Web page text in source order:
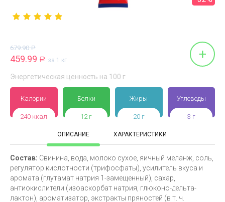
679.90 Р
459.99 Р за 1 кг +
Энергетическая ценность на 100 г
Калории
240 ккал
Белки
12 г
Жиры
20 г
Углеводы
3 г
ОПИСАНИЕ ХАРАКТЕРИСТИКИ
Состав: Свинина, вода, молоко сухое, яичный меланж, соль,
регулятор кислотности (трифосфаты), усилитель вкуса и
аромата (глутамат натрия 1-замещенный), сахар,
антиокислители (изоаскорбат натрия, глюконо-дельта-
лактон), ароматизатор, экстракты пряностей (в т. ч.